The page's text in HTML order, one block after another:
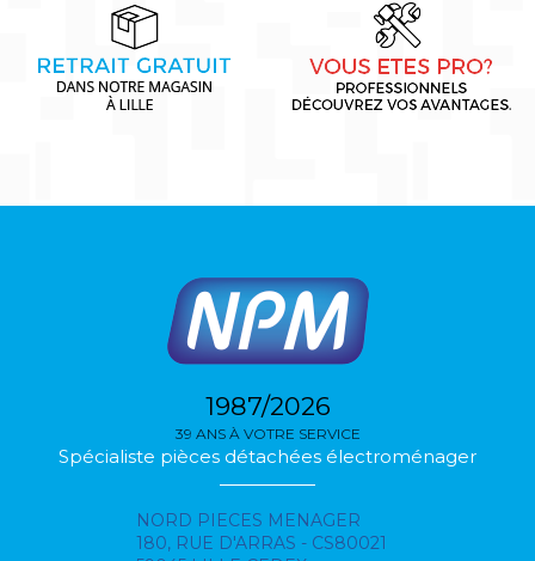
1987/2026
39 ANS À VOTRE SERVICE
Spécialiste pièces détachées électroménager
NORD PIECES MENAGER
180, RUE D'ARRAS - CS80021